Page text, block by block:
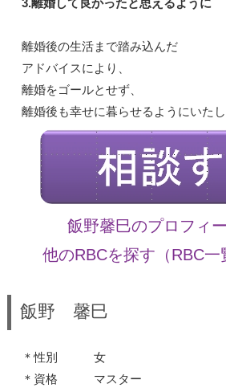
3.離婚して良かったと思えるように
離婚後の生活まで踏み込んだ
アドバイスにより、
離婚をゴールとせず、
離婚後も幸せに暮らせるようにいたし
飯野馨巳のプロフィ
他のRBCを探す（RBC一
飯野 馨巳
＊性別 女
＊資格 マスター